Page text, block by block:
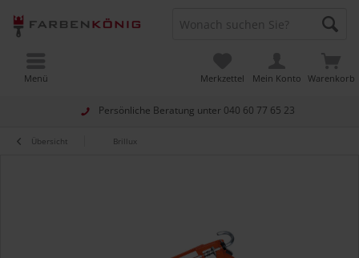
Persönliche Beratung unter 040 60 77 65 23
Warenkorb
Merkzettel Mein Konto
Menü
Übersicht Brillux